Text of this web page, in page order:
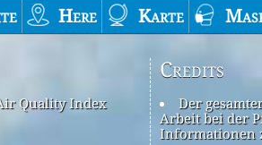
Here Karte
Quality Index
Credits
Der
Arbeit bei der
Informationen